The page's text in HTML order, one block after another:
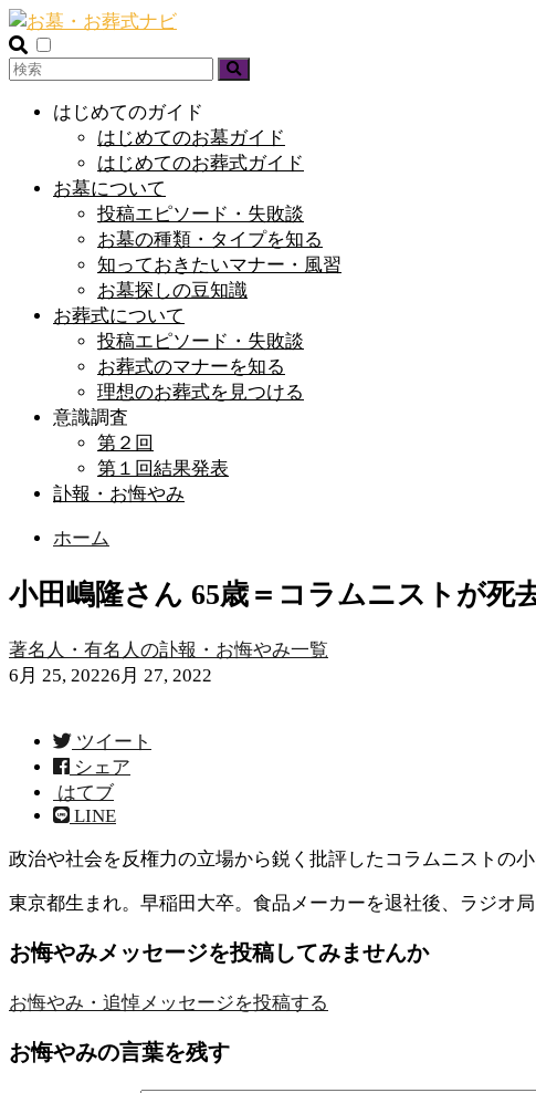
はじめてのガイド
はじめてのお墓ガイド
はじめてのお葬式ガイド
お墓について
投稿エピソード・失敗談
お墓の種類・タイプを知る
知っておきたいマナー・風習
お墓探しの豆知識
お葬式について
投稿エピソード・失敗談
お葬式のマナーを知る
理想のお葬式を見つける
意識調査
第２回
第１回結果発表
訃報・お悔やみ
ホーム
小田嶋隆さん 65歳＝コラムニストが死
著名人・有名人の訃報・お悔やみ一覧
6月 25, 20226月 27, 2022
ツイート
シェア
はてブ
LINE
政治や社会を反権力の立場から鋭く批評したコラムニストの
東京都生まれ。早稲田大卒。食品メーカーを退社後、ラジオ
お悔やみメッセージを投稿してみませんか
お悔やみ・追悼メッセージを投稿する
お悔やみの言葉を残す